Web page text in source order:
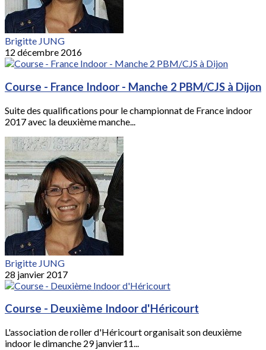
Brigitte JUNG
12 décembre 2016
Course - France Indoor - Manche 2 PBM/CJS à Dijon
Suite des qualifications pour le championnat de France indoor
2017 avec la deuxième manche...
Brigitte JUNG
28 janvier 2017
Course - Deuxième Indoor d'Héricourt
L'association de roller d'Héricourt organisait son deuxième
indoor le dimanche 29 janvier11...